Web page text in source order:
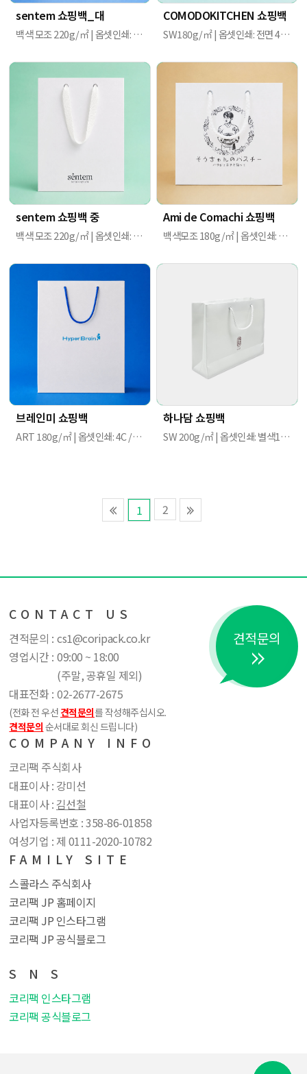
sentem 쇼핑백_대
백색 모조 220g/㎡ | 옵셋인쇄: 먹1도 | 250mm X 125mm X 360mmm
COMODOKITCHEN 쇼핑백
SW180g/㎡ | 옵셋인쇄: 전면 4도+바탕 별색 | 200mm X 180mm X 200mmm
sentem 쇼핑백 중
백색 모조 220g/㎡ | 옵셋인쇄: 먹1도 | 206mm X 86mm X 270mmm
Ami de Comachi 쇼핑백
백색모조 180g/㎡ | 옵셋인쇄: 먹1도 | 210mm X 150mm X 200mm
브레인미 쇼핑백
ART 180g/㎡ | 옵셋인쇄: 4C / 무광라미네이팅 / 면스판끈(보유염색끈, 38cm) / 아일렛(흰색) | 270 X 90 X 350mm
하나담 쇼핑백
SW 200g/㎡ | 옵셋인쇄: 별색1도(PANTONE 490 C) | 300mm X 85mm X 230mm
1 2
CONTACT US
견적문의 : cs1@coripack.co.kr
영업시간 : 09:00 ~ 18:00
(주말, 공휴일 제외)
대표전화 : 02-2677-2675
(전화 전 우선 견적문의를 작성해주십시오.
견적문의 순서대로 회신 드립니다)
COMPANY INFO
코리팩 주식회사
대표이사 : 강미선
대표이사 : 김선철
사업자등록번호 : 358​-86​-01858
여성기업 : 제 0111​-2020​-10782
FAMILY SITE
스콜라스 주식회사
코리팩 JP 홈페이지
코리팩 JP 인스타그램
코리팩 JP 공식블로그
S N S
코리팩 인스타그램
코리팩 공식블로그
견적문의